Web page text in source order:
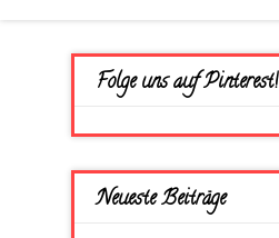
Folge uns auf Pinterest!
Neueste Beiträge